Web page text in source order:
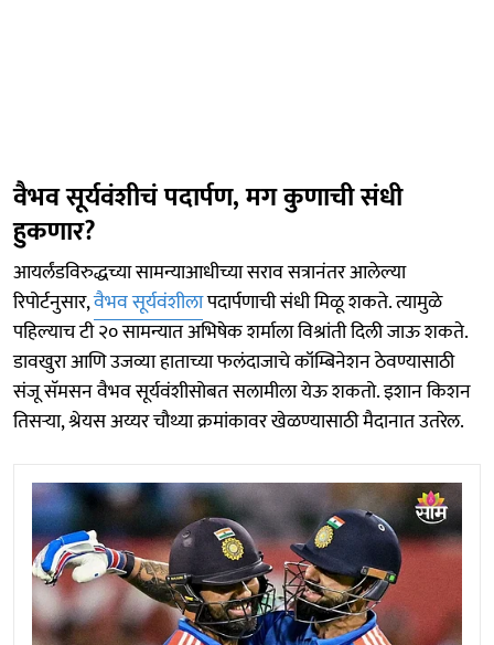
वैभव सूर्यवंशीचं पदार्पण, मग कुणाची संधी
हुकणार?
आयर्लंडविरुद्धच्या सामन्याआधीच्या सराव सत्रानंतर आलेल्या
रिपोर्टनुसार,वैभव सूर्यवंशीलापदार्पणाची संधी मिळू शकते. त्यामुळे
पहिल्याच टी २० सामन्यात अभिषेक शर्माला विश्रांती दिली जाऊ शकते.
डावखुरा आणि उजव्या हाताच्या फलंदाजाचे कॉम्बिनेशन ठेवण्यासाठी
संजू सॅमसन वैभव सूर्यवंशीसोबत सलामीला येऊ शकतो. इशान किशन
तिसऱ्या, श्रेयस अय्यर चौथ्या क्रमांकावर खेळण्यासाठी मैदानात उतरेल.